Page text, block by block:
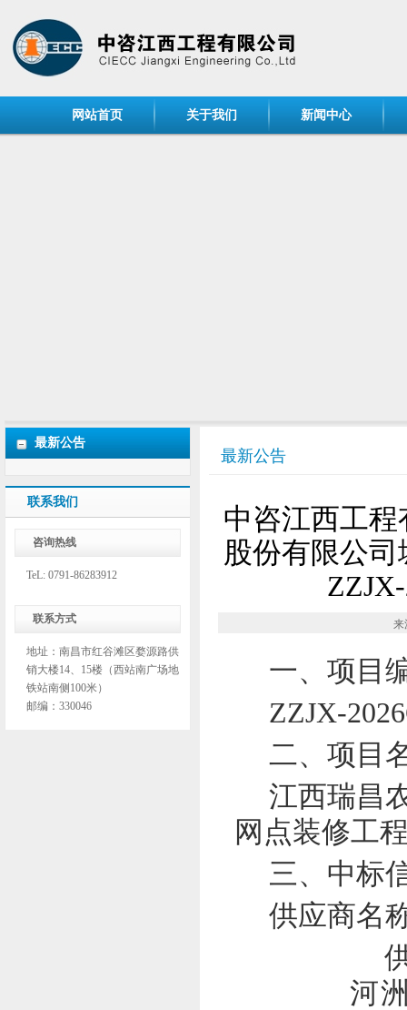
网站首页 关于我们 新闻中心
最新公告
联系我们
咨询热线
TeL: 0791-86283912
联系方式
地址：南昌市红谷滩区婺源路供
销大楼14、15楼（西站南广场地
铁站南侧100米）
邮编：330046
最新公告
中咨江西工
股份有限公
来
一、项目
ZZJX-
二、项目
江西瑞昌
网点装修工
三、中标
供应商名
河